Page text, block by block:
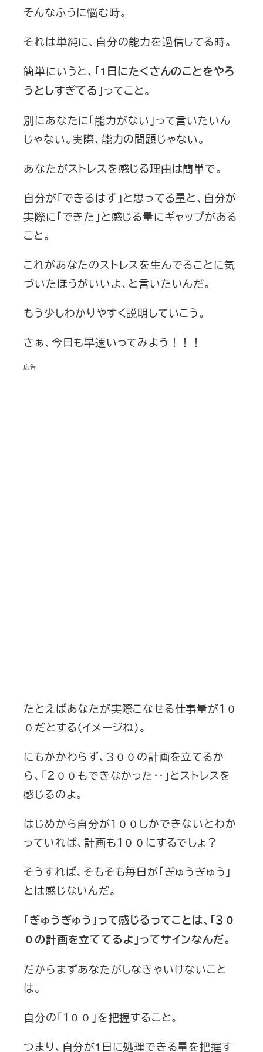
そんなふうに悩む時。
それは単純に、自分の能力を過信してる時。
簡単にいうと、 「1日にたくさんのことをやろ
うとしすぎてる」ってこと。
別にあなたに「能力がない」って言いたいん
じゃない。実際、能力の問題じゃない。
あなたがストレスを感じる理由は簡単で。
自分が「できるはず」と思ってる量と、自分が
実際に「できた」と感じる量にギャップがある
こと。
これがあなたのストレスを生んでることに気
づいたほうがいいよ、と言いたいんだ。
もう少しわかりやすく説明していこう。
さぁ、今日も早速いってみよう！！！
広告
たとえばあなたが実際こなせる仕事量が１０
０だとする（イメージね）。
にもかかわらず、３００の計画を立てるか
ら、「２００もできなかった‥」とストレスを
感じるのよ。
はじめから自分が１００しかできないとわか
っていれば、計画も１００にするでしょ？
そうすれば、そもそも毎日が「ぎゅうぎゅう」
とは感じないんだ。
「ぎゅうぎゅう」って感じるってことは、「３０
０の計画を立ててるよ」ってサインなんだ。
だからまずあなたがしなきゃいけないこと
は。
自分の「１００」を把握すること。
つまり、自分が1日に処理できる量を把握す